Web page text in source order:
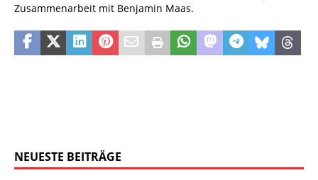
Zusammenarbeit mit Benjamin Maas.
NEUESTE BEITRÄGE